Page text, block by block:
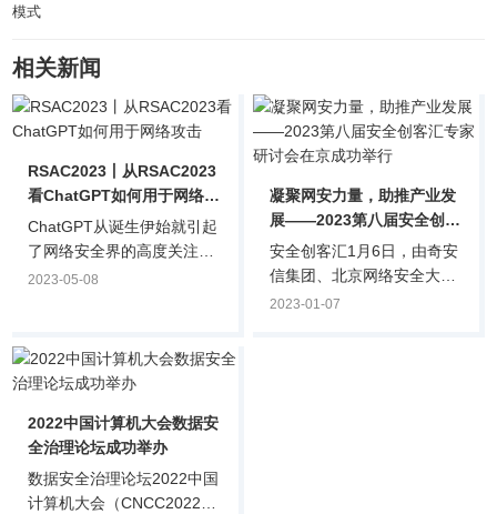
模式
相关新闻
RSAC2023丨从RSAC2023
看ChatGPT如何用于网络攻
击
ChatGPT从诞生伊始就引起
了网络安全界的高度关注：
它是否能用于网络攻击或者
否会遭到网络攻击？目前对
ChatGPT在网络安全领域的
看看本届RSAC大会上专家
如何解读ChatGPT在网络安
全领域的应用。
2023-05-08
凝聚网安力量，助推产业发
展——2023第八届安全创客
汇专家研讨会在京成功举行
安全创客汇1月6日，由奇安
信集团、北京网络安全大会
（BCS）、全国网络信息安
2023-01-07
2022中国计算机大会数据安
全治理论坛成功举办
数据安全治理论坛2022中国
计算机大会（CNCC2022）